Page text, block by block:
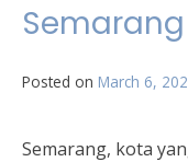
Semarang
Posted on March 6,
Semarang, kota